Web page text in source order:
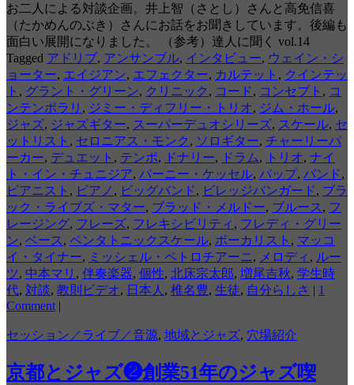
お二人による対談企画。井上智（さとし）さんと高免信喜
（たかめんのぶき）さんにお話をお聞きしています。後編も
面白い展開になりました。 （参考）達人に聞く vol.14
Tagged アドリブ, アンサンブル, インタビュー, ウェイン・シ
ョーター, エイジアン, エフェクター, カルテット , クインテッ
ト , グラント・グリーン, クリニック , コード, コンセプト , コ
ンテンポラリ , ジミー・ディフリー・トリオ, ジム・ホール,
ジャズ, ジャズギター, スーパーデュオシリーズ, スケール, セ
ットリスト , セロニアス・モンク , ソロギター, チャーリーパ
ーカー, デュエット , テンポ, ドナリー, ドラム, トリオ, ナイ
ト・イン・チュニジア, バーニー・ケッセル, バップ, バンド,
ピアニスト , ピアノ , ビッグバンド, ビレッジバンガード, ブラ
ック・ライブズ・マター, ブラッド・メルドー, ブルース , フ
レージング, フレーズ, フレキシビリティ , フレディ・グリー
ン, ベース , ペンタトニックスケール, ボーカリスト , マッコ
イ・タイナー, ミッシェル・ペトロチアーニ, メロディ , ルー
ツ, 中本マリ , 伴奏楽器, 個性, 北床宗太郎, 増尾吉秋, 学生時
代, 対談, 教則ビデオ, 日本人 , 椎名豊, 生徒, 自分らしさ | 1
Comment |
セッション／ライブ／音源, 地域とジャズ, 穴場紹介
京都とジャズ❷創業51年のジャズ喫